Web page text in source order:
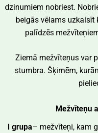
dzinumiem nobriest.
beigās vēlams
palīdzēs
Ziemā mežvīteņus var
stumbra. Šķirnēm,
Mežvīteņu
I grupa– mežvīteņi, kam